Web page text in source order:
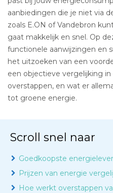
aanbiedingen die je niet via
zoals E.ON of Vandebron
gaat makkelijk en snel. Op
functionele aanwijzingen en
het uitzoeken van een
een objectieve vergelijking
overstappen, en wat er
tot groene energie.
Scroll snel naar
Goedkoopste
Prijzen van energie
Hoe werkt overstappen